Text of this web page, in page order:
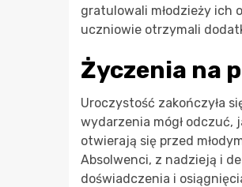
gratulowali młodzieży ich
uczniowie otrzymali
Życzenia na
Uroczystość zakończyła
wydarzenia mógł odczuć,
otwierają się przed
Absolwenci, z nadzieją i
doświadczenia i